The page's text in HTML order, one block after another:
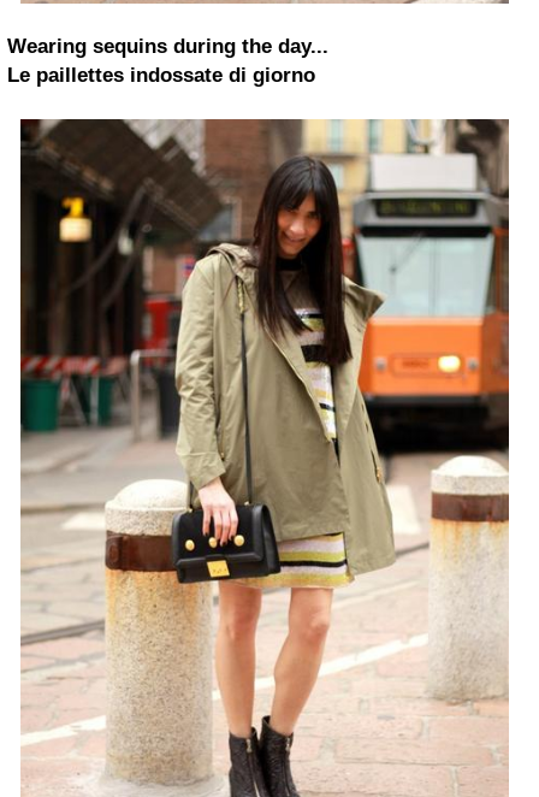
Wearing sequins during the day...
Le paillettes indossate di giorno